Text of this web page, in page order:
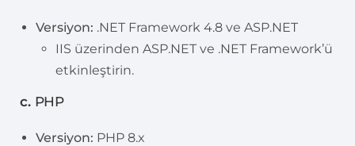
Versiyon: .NET Framework 4.8 ve ASP.NET
IIS üzerinden ASP.NET ve .NET Framework’ü
etkinleştirin.
c. PHP
Versiyon: PHP 8.x